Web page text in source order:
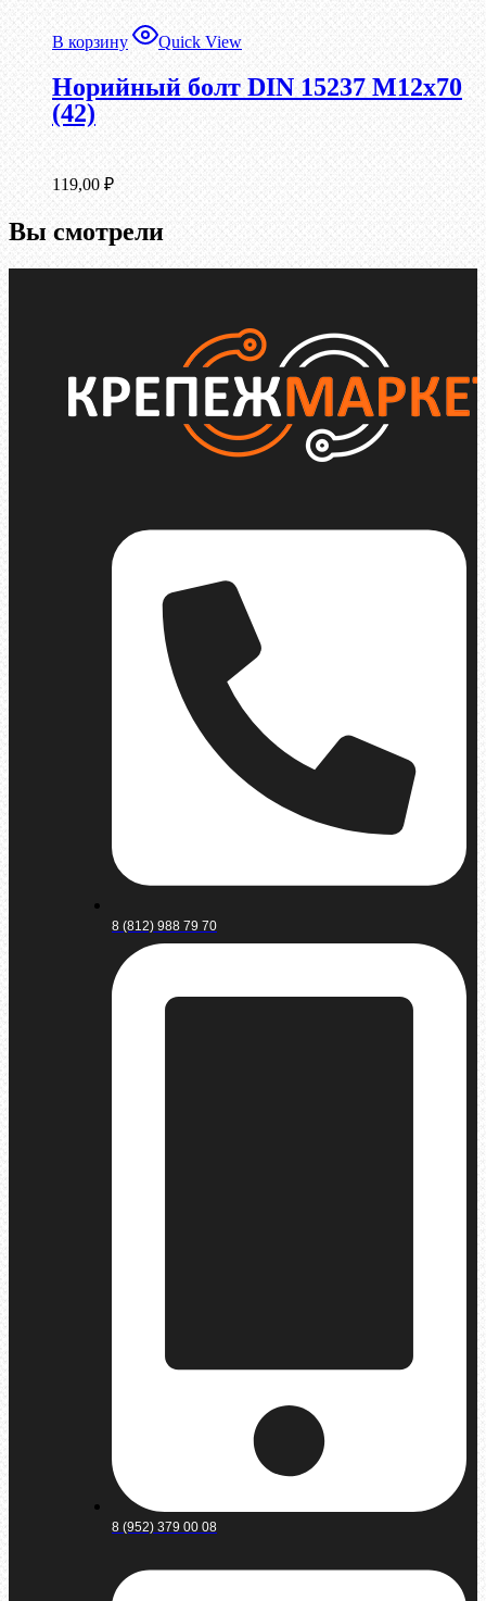
В корзину Quick View
Норийный болт DIN 15237 М12х70
(42)
119,00 ₽
Вы смотрели
8 (812) 988 79 70
8 (952) 379 00 08